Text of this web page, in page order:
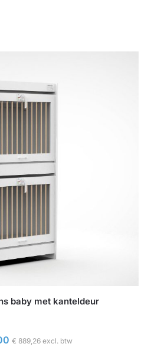
baby met kanteldeur
€ 889,26 excl. btw